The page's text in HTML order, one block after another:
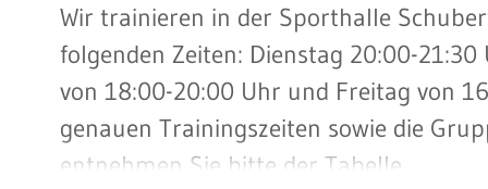
Wir trainieren in der Sporthalle
folgenden Zeiten: Dienstag 20:00-
von 18:00-20:00 Uhr und Freitag von
genauen Trainingszeiten sowie die
entnehmen Sie bitte der Tabelle.